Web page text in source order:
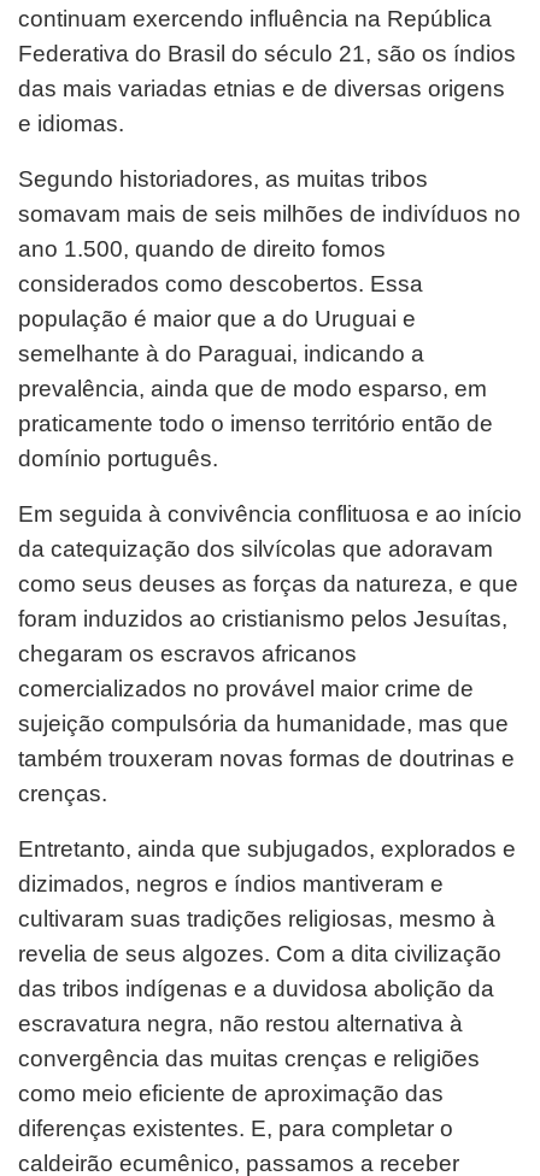
continuam exercendo influência na República
Federativa do Brasil do século 21, são os índios
das mais variadas etnias e de diversas origens
e idiomas.
Segundo historiadores, as muitas tribos
somavam mais de seis milhões de indivíduos no
ano 1.500, quando de direito fomos
considerados como descobertos. Essa
população é maior que a do Uruguai e
semelhante à do Paraguai, indicando a
prevalência, ainda que de modo esparso, em
praticamente todo o imenso território então de
domínio português.
Em seguida à convivência conflituosa e ao início
da catequização dos silvícolas que adoravam
como seus deuses as forças da natureza, e que
foram induzidos ao cristianismo pelos Jesuítas,
chegaram os escravos africanos
comercializados no provável maior crime de
sujeição compulsória da humanidade, mas que
também trouxeram novas formas de doutrinas e
crenças.
Entretanto, ainda que subjugados, explorados e
dizimados, negros e índios mantiveram e
cultivaram suas tradições religiosas, mesmo à
revelia de seus algozes. Com a dita civilização
das tribos indígenas e a duvidosa abolição da
escravatura negra, não restou alternativa à
convergência das muitas crenças e religiões
como meio eficiente de aproximação das
diferenças existentes. E, para completar o
caldeirão ecumênico, passamos a receber